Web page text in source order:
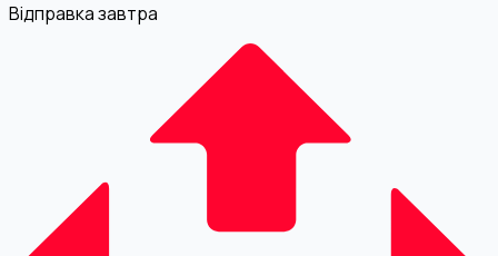
Відправка завтра